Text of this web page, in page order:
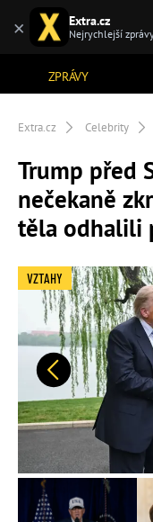
ZPRÁVY
Extra.cz Celebrity
Trump před
nečekaně
těla odhalili
Předchozí
VZTAHY
× Extra.cz
Nejrychlejší